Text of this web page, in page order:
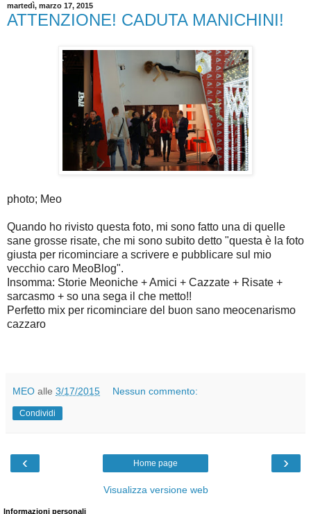
martedì, marzo 17, 2015
ATTENZIONE! CADUTA MANICHINI!
photo; Meo
Quando ho rivisto questa foto, mi sono fatto una di quelle
sane grosse risate, che mi sono subito detto "questa è la foto
giusta per ricominciare a scrivere e pubblicare sul mio
vecchio caro MeoBlog".
Insomma: Storie Meoniche + Amici + Cazzate + Risate +
sarcasmo + so una sega il che metto!!
Perfetto mix per ricominciare del buon sano meocenarismo
cazzaro
MEO alle 3/17/2015 Nessun commento:
Condividi
‹ ›
Home page
Visualizza versione web
Informazioni personali